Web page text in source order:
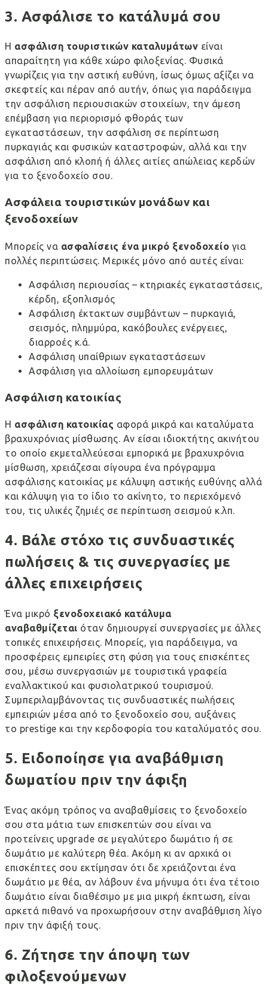
3. Ασφάλισε το κατάλυμά σου
Η ασφάλιση τουριστικών καταλυμάτων είναι
απαραίτητη για κάθε χώρο φιλοξενίας. Φυσικά
γνωρίζεις για την αστική ευθύνη, ίσως όμως αξίζει να
σκεφτείς και πέραν από αυτήν, όπως για παράδειγμα
την ασφάλιση περιουσιακών στοιχείων, την άμεση
επέμβαση για περιορισμό φθοράς των
εγκαταστάσεων, την ασφάλιση σε περίπτωση
πυρκαγιάς και φυσικών καταστροφών, αλλά και την
ασφάλιση από κλοπή ή άλλες αιτίες απώλειας κερδών
για το ξενοδοχείο σου.
Ασφάλεια τουριστικών μονάδων και
ξενοδοχείων
Μπορείς να ασφαλίσεις ένα μικρό ξενοδοχείο για
πολλές περιπτώσεις. Μερικές μόνο από αυτές είναι:
Ασφάλιση περιουσίας – κτηριακές εγκαταστάσεις,
κέρδη, εξοπλισμός
Ασφάλιση έκτακτων συμβάντων – πυρκαγιά,
σεισμός, πλημμύρα, κακόβουλες ενέργειες,
διαρροές κ.ά.
Ασφάλιση υπαίθριων εγκαταστάσεων
Ασφάλιση για αλλοίωση εμπορευμάτων
Ασφάλιση κατοικίας
Η ασφάλιση κατοικίας αφορά μικρά και καταλύματα
βραχυχρόνιας μίσθωσης. Αν είσαι ιδιοκτήτης ακινήτου
το οποίο εκμεταλλεύεσαι εμπορικά με βραχυχρόνια
μίσθωση, χρειάζεσαι σίγουρα ένα πρόγραμμα
ασφάλισης κατοικίας με κάλυψη αστικής ευθύνης αλλά
και κάλυψη για το ίδιο το ακίνητο, το περιεχόμενό
του, τις υλικές ζημιές σε περίπτωση σεισμού κ.λπ.
4. Βάλε στόχο τις συνδυαστικές
πωλήσεις & τις συνεργασίες με
άλλες επιχειρήσεις
Ένα μικρό ξενοδοχειακό κατάλυμα
αναβαθμίζεται όταν δημιουργεί συνεργασίες με άλλες
τοπικές επιχειρήσεις. Μπορείς, για παράδειγμα, να
προσφέρεις εμπειρίες στη φύση για τους επισκέπτες
σου, μέσω συνεργασιών με τουριστικά γραφεία
εναλλακτικού και φυσιολατρικού τουρισμού.
Συμπεριλαμβάνοντας τις συνδυαστικές πωλήσεις
εμπειριών μέσα από το ξενοδοχείο σου, αυξάνεις
το prestige και την κερδοφορία του καταλύματός σου.
5. Ειδοποίησε για αναβάθμιση
δωματίου πριν την άφιξη
Ένας ακόμη τρόπος να αναβαθμίσεις το ξενοδοχείο
σου στα μάτια των επισκεπτών σου είναι να
προτείνεις upgrade σε μεγαλύτερο δωμάτιο ή σε
δωμάτιο με καλύτερη θέα. Ακόμη κι αν αρχικά οι
επισκέπτες σου εκτίμησαν ότι δε χρειάζονται ένα
δωμάτιο με θέα, αν λάβουν ένα μήνυμα ότι ένα τέτοιο
δωμάτιο είναι διαθέσιμο με μια μικρή έκπτωση, είναι
αρκετά πιθανό να προχωρήσουν στην αναβάθμιση λίγο
πριν την άφιξή τους.
6. Ζήτησε την άποψη των
φιλοξενούμενων